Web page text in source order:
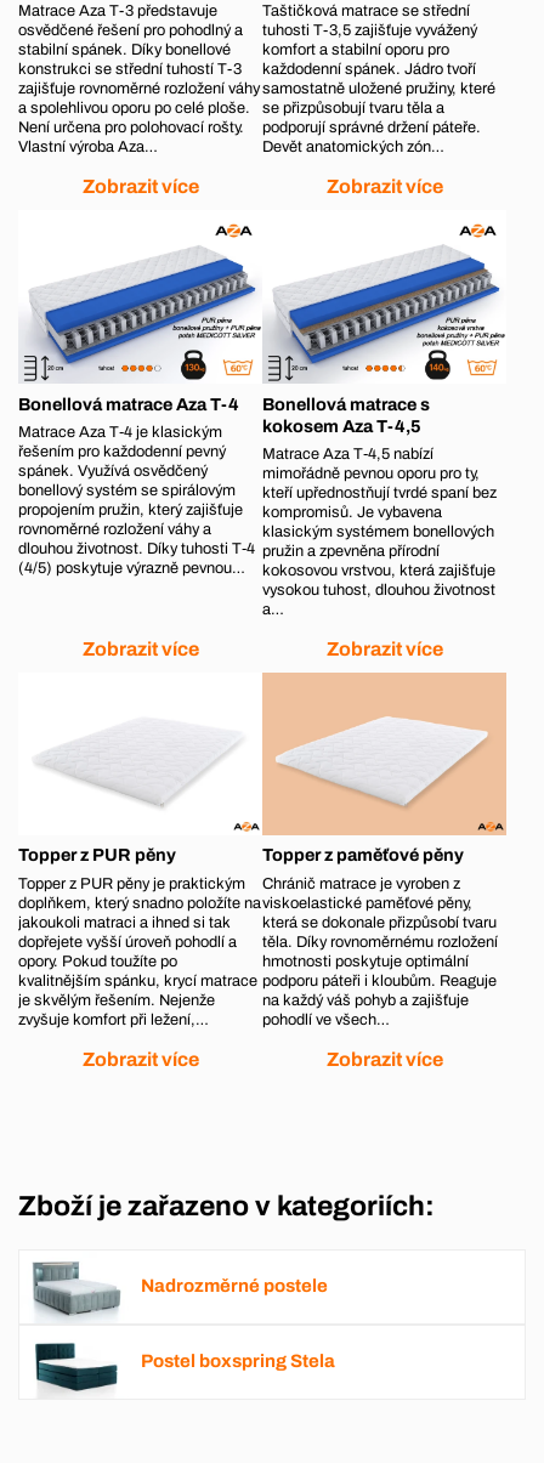
Matrace Aza T-3 představuje
osvědčené řešení pro pohodlný a
stabilní spánek. Díky bonellové
konstrukci se střední tuhostí T-3
zajišťuje rovnoměrné rozložení váhy
a spolehlivou oporu po celé ploše.
Není určena pro polohovací rošty.
Vlastní výroba Aza…
Zobrazit více
Taštičková matrace se střední
tuhosti T-3,5 zajišťuje vyvážený
komfort a stabilní oporu pro
každodenní spánek. Jádro tvoří
samostatně uložené pružiny, které
se přizpůsobují tvaru těla a
podporují správné držení páteře.
Devět anatomických zón…
Zobrazit více
Bonellová matrace Aza T-4
Matrace Aza T‑4 je klasickým
řešením pro každodenní pevný
spánek. Využívá osvědčený
bonellový systém se spirálovým
propojením pružin, který zajišťuje
rovnoměrné rozložení váhy a
dlouhou životnost. Díky tuhosti T‑4
(4/5) poskytuje výrazně pevnou…
Zobrazit více
Bonellová matrace s
kokosem Aza T-4,5
Matrace Aza T‑4,5 nabízí
mimořádně pevnou oporu pro ty,
kteří upřednostňují tvrdé spaní bez
kompromisů. Je vybavena
klasickým systémem bonellových
pružin a zpevněna přírodní
kokosovou vrstvou, která zajišťuje
vysokou tuhost, dlouhou životnost
a…
Zobrazit více
Topper z PUR pěny
Topper z PUR pěny je praktickým
doplňkem, který snadno položíte na
jakoukoli matraci a ihned si tak
dopřejete vyšší úroveň pohodlí a
opory. Pokud toužíte po
kvalitnějším spánku, krycí matrace
je skvělým řešením. Nejenže
zvyšuje komfort při ležení,…
Zobrazit více
Topper z paměťové pěny
Chránič matrace je vyroben z
viskoelastické paměťové pěny,
která se dokonale přizpůsobí tvaru
těla. Díky rovnoměrnému rozložení
hmotnosti poskytuje optimální
podporu páteři i kloubům. Reaguje
na každý váš pohyb a zajišťuje
pohodlí ve všech…
Zobrazit více
Zboží je zařazeno v kategoriích:
Nadrozměrné postele
Postel boxspring Stela